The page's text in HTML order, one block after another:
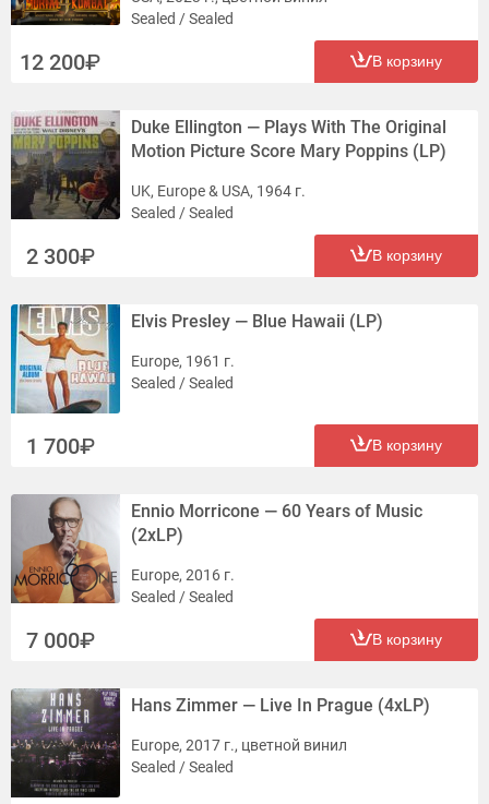
Sealed / Sealed
12 200 В корзину
Duke Ellington — Plays With The Original
Motion Picture Score Mary Poppins (LP)
UK, Europe & USA, 1964 г.
Sealed / Sealed
2 300 В корзину
Elvis Presley — Blue Hawaii (LP)
Europe, 1961 г.
Sealed / Sealed
1 700 В корзину
Ennio Morricone — 60 Years of Music
(2xLP)
Europe, 2016 г.
Sealed / Sealed
7 000 В корзину
Hans Zimmer — Live In Prague (4xLP)
Europe, 2017 г., цветной винил
Sealed / Sealed